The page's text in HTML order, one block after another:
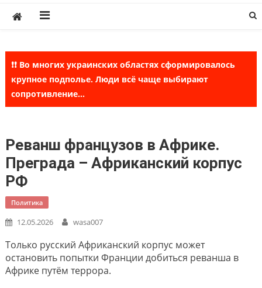
❗❗ Во многих украинских областях сформировалось
крупное подполье. Люди всё чаще выбирают
сопротивление...
Реванш французов в Африке.
Преграда – Африканский корпус
РФ
Политика
12.05.2026 wasa007
Только русский Африканский корпус может
остановить попытки Франции добиться реванша в
Африке путём террора.